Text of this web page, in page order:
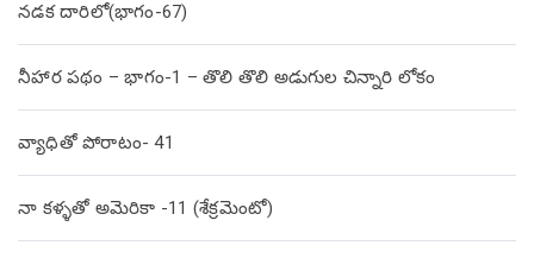
నడక దారిలో(భాగం-67)
నీహార పథం – భాగం-1 – తొలి తొలి అడుగుల చిన్నారి లోకం
వ్యాధితో పోరాటం- 41
నా కళ్ళతో అమెరికా -11 (శేక్రమెంటో)